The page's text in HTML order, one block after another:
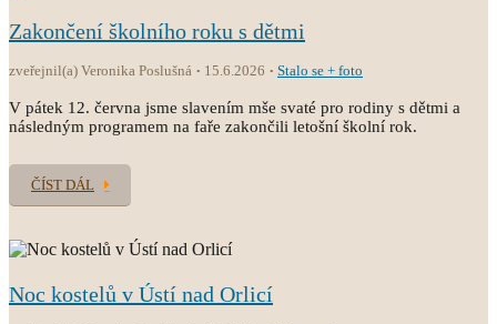
Zakončení školního roku s dětmi
zveřejnil(a) Veronika Poslušná 15.6.2026 Stalo se + foto
V pátek 12. června jsme slavením mše svaté pro rodiny s dětmi a
následným programem na faře zakončili letošní školní rok.
ČÍST DÁL
Noc kostelů v Ústí nad Orlicí